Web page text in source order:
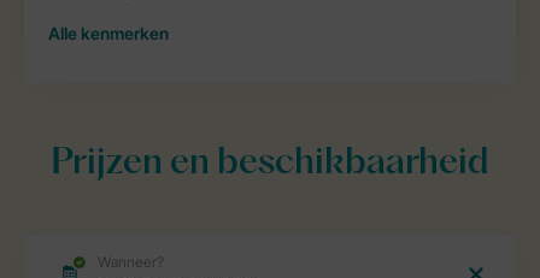
Alle kenmerken
Prijzen en beschikbaarheid